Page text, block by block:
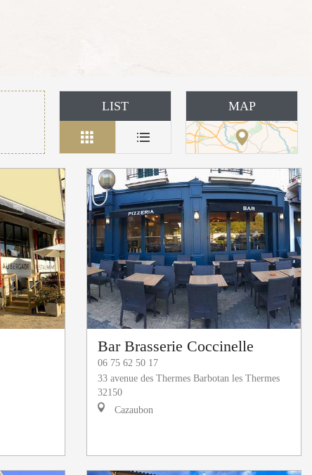
LIST MAP
Bar Brasserie Coccinelle
06 75 62 50 17
33 avenue des Thermes Barbotan les Thermes
32150
Cazaubon